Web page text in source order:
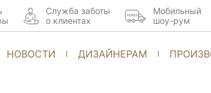
НОВОСТИ ДИЗАЙНЕРАМ
Cлужба заботы
о клиентах
Мобильный
шоу-рум